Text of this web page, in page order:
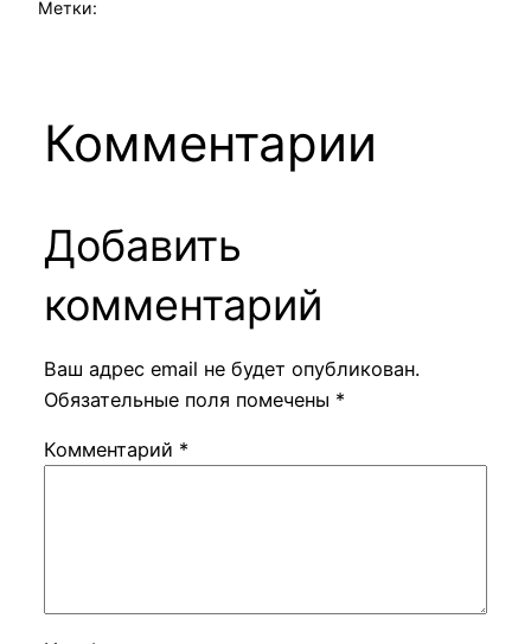
Метки:
Комментарии
Добавить
комментарий
Ваш адрес email не будет опубликован.
Обязательные поля помечены *
Комментарий *